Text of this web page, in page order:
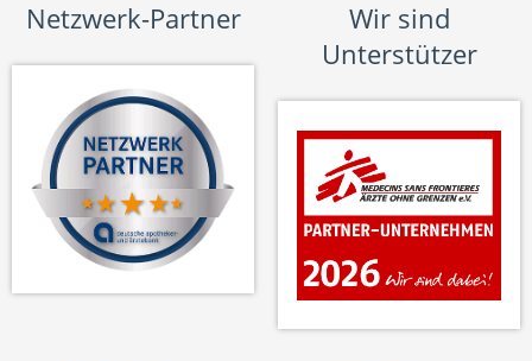
Netzwerk-Partner
Wir sind
Unterstützer